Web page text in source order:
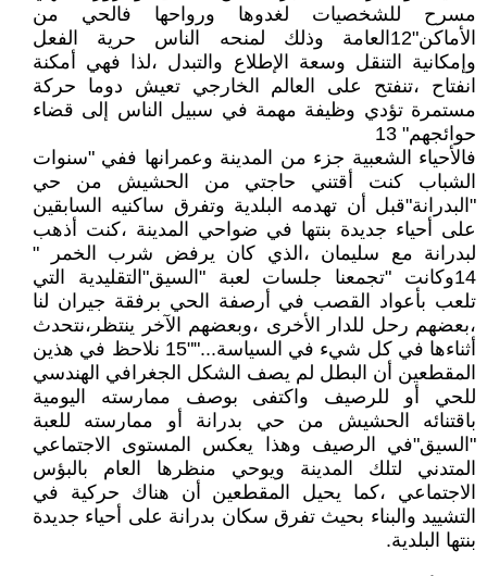
مسرح للشخصيات لغدوها ورواحها فالحي من
الأماكن"12العامة وذلك لمنحه الناس حرية الفعل
وإمكانية التنقل وسعة الإطلاع والتبدل ،لذا فهي أمكنة
انفتاح ،تنفتح على العالم الخارجي تعيش دوما حركة
مستمرة تؤدي وظيفة مهمة في سبيل الناس إلى قضاء
حوائجهم" 13
فالأحياء الشعبية جزء من المدينة وعمرانها ففي "سنوات
الشباب كنت أقتني حاجتي من الحشيش من حي
"البدرانة"قبل أن تهدمه البلدية وتفرق ساكنيه السابقين
على أحياء جديدة بنتها في ضواحي المدينة ،كنت أذهب
لبدرانة مع سليمان ،الذي كان يرفض شرب الخمر "
14وكانت "تجمعنا جلسات لعبة "السيق"التقليدية التي
تلعب بأعواد القصب في أرصفة الحي برفقة جيران لنا
،بعضهم رحل للدار الأخرى ،وبعضهم الآخر ينتظر،نتحدث
أثناءها في كل شيء في السياسة...""15 نلاحظ في هذين
المقطعين أن البطل لم يصف الشكل الجغرافي الهندسي
للحي أو للرصيف واكتفى بوصف ممارسته اليومية
باقتنائه الحشيش من حي بدرانة أو ممارسته للعبة
"السيق"في الرصيف وهذا يعكس المستوى الاجتماعي
المتدني لتلك المدينة ويوحي منظرها العام بالبؤس
الاجتماعي ،كما يحيل المقطعين أن هناك حركية في
التشييد والبناء بحيث تفرق سكان بدرانة على أحياء جديدة
بنتها البلدية.